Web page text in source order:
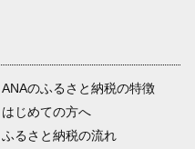
ANAのふるさと納税の特徴
はじめての方へ
ふるさと納税の流れ